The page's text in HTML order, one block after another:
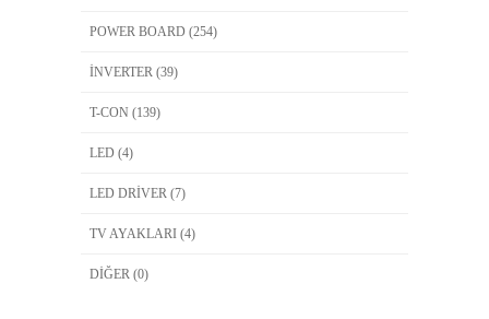
POWER BOARD (254)
İNVERTER (39)
T-CON (139)
LED (4)
LED DRİVER (7)
TV AYAKLARI (4)
DİĞER (0)